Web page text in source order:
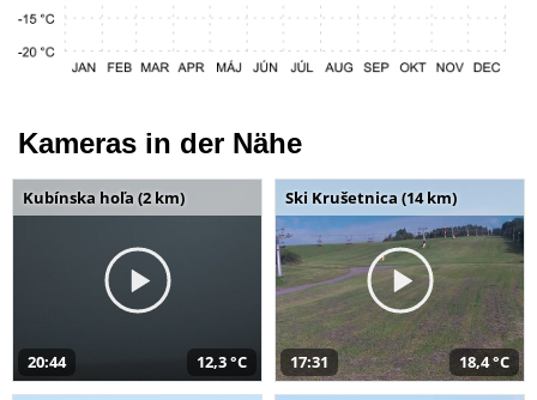
Kameras in der Nähe
Kubínska hoľa (2 km)
20:44 12,3 °C
Ski Krušetnica (14 km)
17:31 18,4 °C